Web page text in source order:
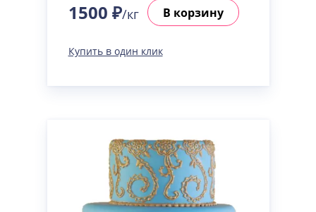
1500 ₽/кг В корзину
Купить в один клик